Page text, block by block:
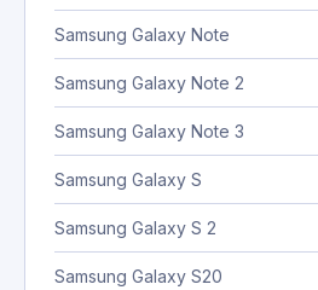
Samsung Galaxy Note
Samsung Galaxy Note 2
Samsung Galaxy Note 3
Samsung Galaxy S
Samsung Galaxy S 2
Samsung Galaxy S20